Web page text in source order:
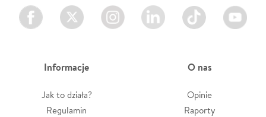
Facebook Twitter Instagram LinkedIn TikTok Youtube
Informacje
Jak to działa?
Regulamin
O nas
Opinie
Raporty